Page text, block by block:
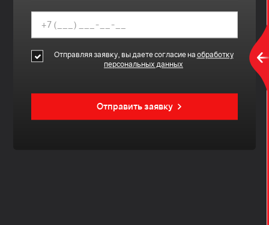
Отправляя заявку, вы даете согласие на обработку
персональных данных
Отправить заявку